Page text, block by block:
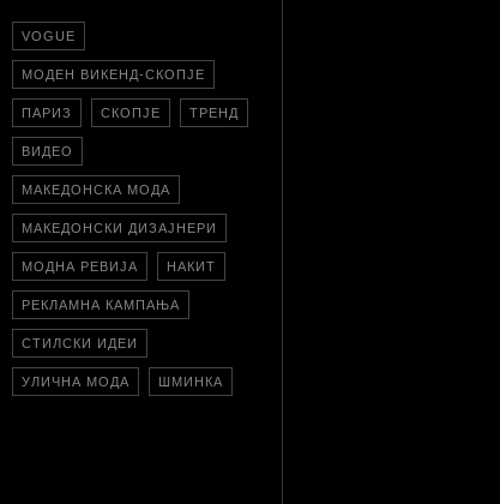
VOGUE
МОДЕН ВИКЕНД-СКОПЈЕ
ПАРИЗ СКОПЈЕ ТРЕНД
ВИДЕО
МАКЕДОНСКА МОДА
МАКЕДОНСКИ ДИЗАЈНЕРИ
МОДНА РЕВИЈА НАКИТ
РЕКЛАМНА КАМПАЊА
СТИЛСКИ ИДЕИ
УЛИЧНА МОДА ШМИНКА